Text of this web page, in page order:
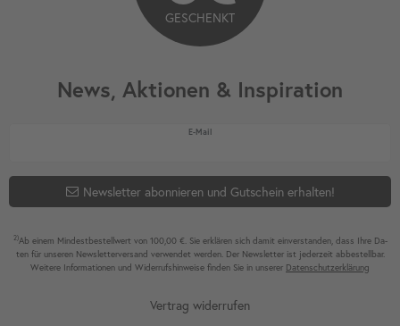
News, Aktionen & Inspiration
E-MailNewsletter Honig
Newsletter abonnieren und Gutschein erhalten!
2)Ab einem Mindest­bestell­wert von 100,00 €. Sie erklären sich damit ein­ver­standen, dass Ihre Da­
ten für unseren News­letter­versand ver­wen­det werden. Der News­letter ist jeder­zeit ab­bestel­lbar.
Weitere Infor­mationen und Wider­rufshin­weise finden Sie in unserer Daten­schutz­erklärung
GESCHENKT
Vertrag widerrufen